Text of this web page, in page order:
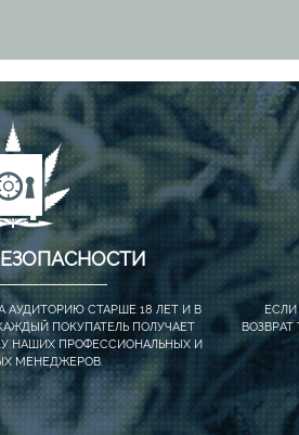
СТАРШЕ 18 ЛЕТ И В
ПОКУПАТЕЛЬ ПОЛУЧАЕТ
НАШИХ ПРОФЕССИОНАЛЬНЫХ И
МЕНЕДЖЕРОВ.
ВОЗВРАТ